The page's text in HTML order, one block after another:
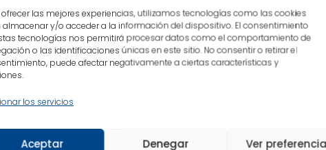
ofrecer las mejores experiencias, utilizamos tecnologías como las cookies
almacenar y/o acceder a la información del dispositivo. El consentimiento
tecnologías nos permitirá procesar datos como el comportamiento de
o las identificaciones únicas en este sitio. No consentir o retirar el
puede afectar negativamente a ciertas características y
los servicios
Aceptar Denegar Ver
El problema es que pueden tener talentos y
fija piensa que si uno tiene algún talento,
y deportistas famosos no eran especialmente
Cezanne, Edison, Darwin y hasta Mozart.
mentalidad fija tienen una percepción